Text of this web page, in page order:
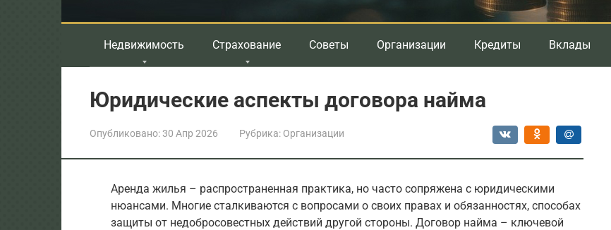
Недвижимость Страхование Советы Организации Кредиты Вклады
Юридические аспекты договора найма
Опубликовано:30 Апр 2026 Рубрика: Организации
Аренда жилья – распространенная практика, но часто сопряжена с юридическими
нюансами. Многие сталкиваются с вопросами о своих правах и обязанностях, способах
защиты от недобросовестных действий другой стороны. Договор найма – ключевой